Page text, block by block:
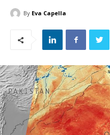
By Eva Capella